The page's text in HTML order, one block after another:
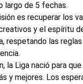
largo de 5 fechas.
es recuperar los
y el espíritu
respetando las
la Liga nació para
y mejores. Los